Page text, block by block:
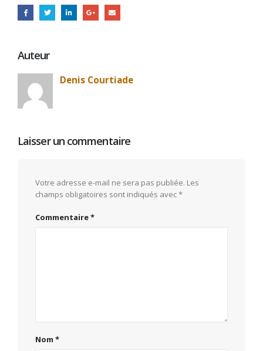
Auteur
Denis Courtiade
Laisser un commentaire
Votre adresse e-mail ne sera pas publiée. Les
champs obligatoires sont indiqués avec*
Commentaire*
Nom *